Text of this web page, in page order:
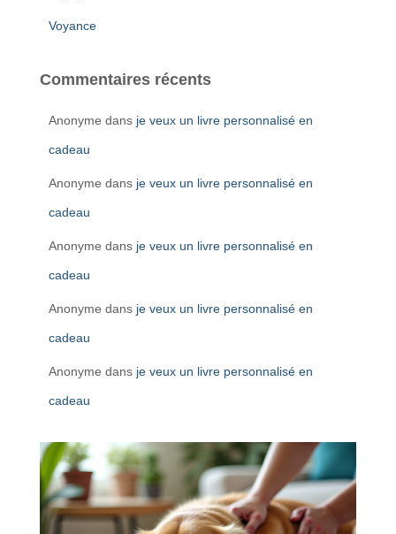
Voyance
Commentaires récents
Anonyme dans je veux un livre personnalisé en
cadeau
Anonyme dans je veux un livre personnalisé en
cadeau
Anonyme dans je veux un livre personnalisé en
cadeau
Anonyme dans je veux un livre personnalisé en
cadeau
Anonyme dans je veux un livre personnalisé en
cadeau